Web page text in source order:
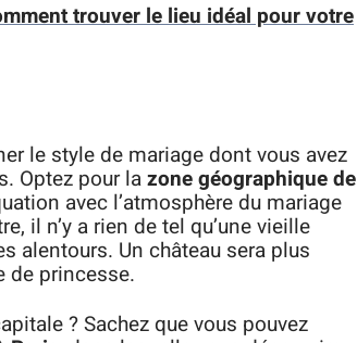
trouver le lieu idéal pour votre
le style de mariage dont vous avez
Optez pour lazone géographique de
avec l’atmosphère du mariage
il n’y a rien de tel qu’une vieille
alentours. Un château sera plus
de princesse.
? Sachez que vous pouvez